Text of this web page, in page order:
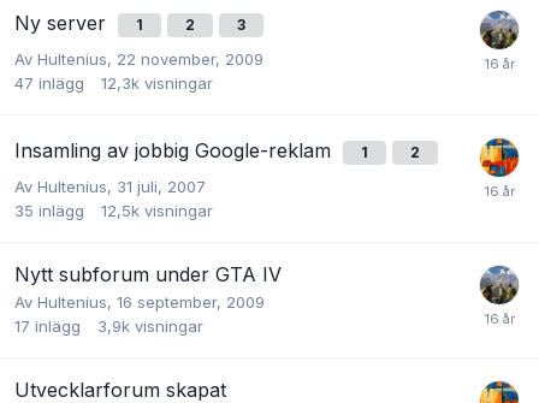
Ny server 1 2 3
Av Hultenius, 22 november, 2009
47 inlägg 12,3k visningar
Insamling av jobbig Google-reklam 1 2
Av Hultenius, 31 juli, 2007
35 inlägg 12,5k visningar
Nytt subforum under GTA IV
Av Hultenius, 16 september, 2009
17 inlägg 3,9k visningar
Utvecklarforum skapat